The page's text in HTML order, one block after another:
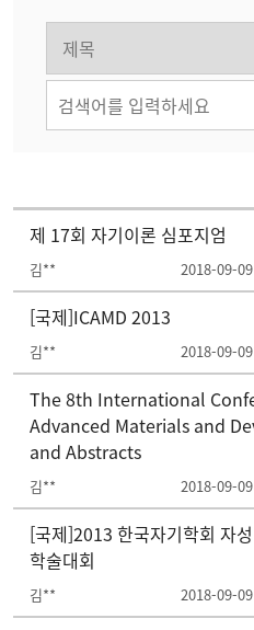
제 17회 자기이론 심포지엄
김** 2018-09-09
[국제]ICAMD 2013
김** 2018-09-09
The 8th International
Advanced Materials and
and Abstracts
김** 2018-09-09
[국제]2013 한국자기학회 자
학술대회
김** 2018-09-09